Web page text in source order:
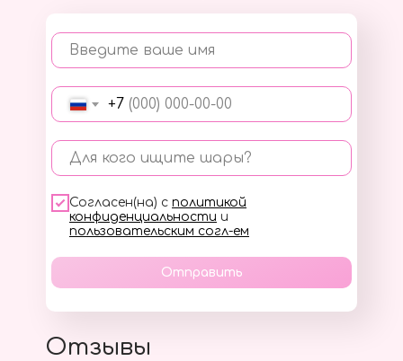
Введите ваше имя
+7
Для кого ищите шары?
Согласен(на) с политикой
конфиденциальности и
пользовательским согл-ем
Отправить
Отзывы